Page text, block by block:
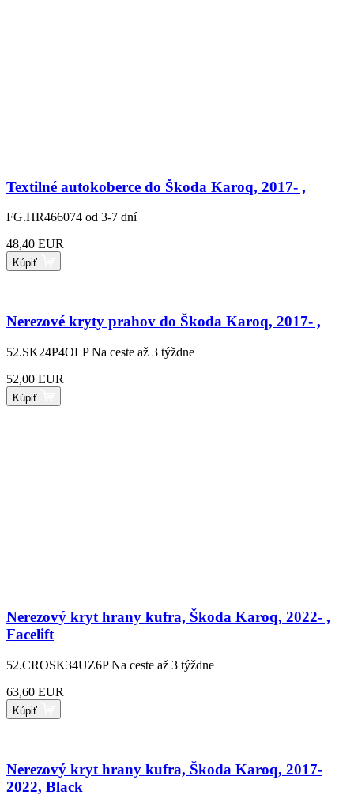
Textilné autokoberce do Škoda Karoq, 2017- ,
FG.HR466074 od 3-7 dní
48,40 EUR
Kúpiť
Nerezové kryty prahov do Škoda Karoq, 2017- ,
52.SK24P4OLP Na ceste až 3 týždne
52,00 EUR
Kúpiť
Nerezový kryt hrany kufra, Škoda Karoq, 2022- ,
Facelift
52.CROSK34UZ6P Na ceste až 3 týždne
63,60 EUR
Kúpiť
Nerezový kryt hrany kufra, Škoda Karoq, 2017-
2022, Black